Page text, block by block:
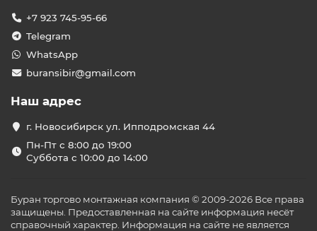
+7 923 745-95-66
Telegram
WhatsApp
buransibir@gmail.com
Наш адрес
г. Новосибирск ул. Ипподромская 44
Пн-Пт с 8:00 до 19:00
Суббота с 10:00 до 14:00
Буран торгово монтажная компания © 2009-2026 Все права
защищены. Предоставленная на сайте информация несёт
справочный характер. Информация на сайте не является